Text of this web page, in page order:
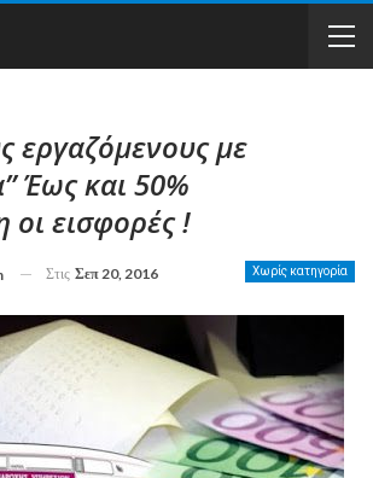
εργαζόμενους με
Έως και 50%
οι εισφορές !
Χωρίς κατηγορία
Στις Σεπ 20, 2016